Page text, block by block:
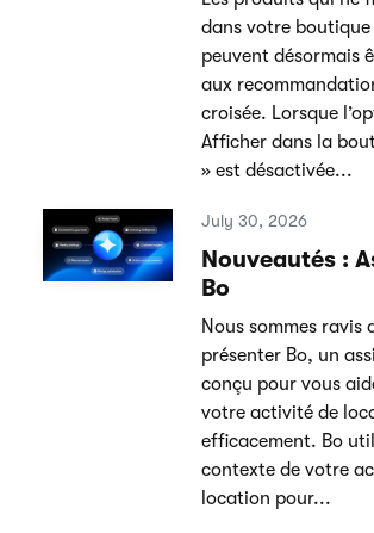
dans votre boutique
peuvent désormais
aux
croisée. Lorsque
Afficher dans la
» est désactivée...
July 30, 2026
Nouveautés :
Bo
Nous sommes ravis
présenter Bo, un
conçu pour vous
votre activité de
efficacement. Bo
contexte de votre
location pour...